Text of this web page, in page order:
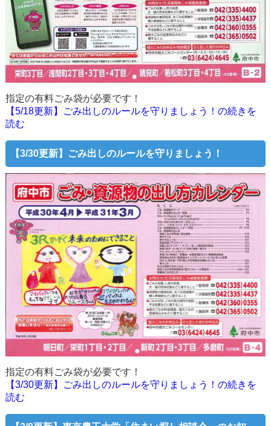
指定の有料ごみ袋が必要です！
【5/18更新】ごみ出しのルールを守りましょう！の続きを
読む
【3/30更新】ごみ出しのルールを守りましょう！
指定の有料ごみ袋が必要です！
【3/30更新】ごみ出しのルールを守りましょう！の続きを
読む